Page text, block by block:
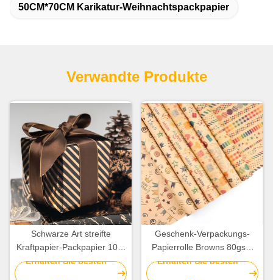
50CM*70CM Karikatur-Weihnachtspackpapier
Verwandte Produkte
Schwarze Art streifte
Kraftpapier-Packpapier 10m
rollen Weihnachtspapier
Erhalten Sie besten
Geschenk-Verpackungs-
Papierrolle Browns 80gsm
Kraftpapier bedeckt
50X70cm alles- Gute zum
Erhalten Sie besten